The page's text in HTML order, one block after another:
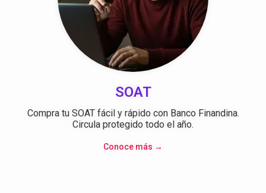
SOAT
Compra tu SOAT fácil y rápido con Banco Finandina.
Circula protegido todo el año.
Conoce más →